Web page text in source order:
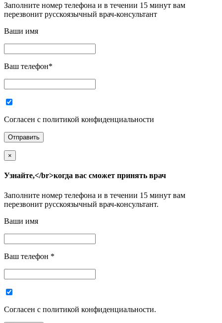
Заполните номер телефона и в течении 15 минут вам
перезвонит русскоязычный врач-консультант
Ваши имя
Ваш телефон*
Согласен с политикой конфиденциальности
×
Узнайте,</br>когда вас сможет принять врач
Заполните номер телефона и в течении 15 минут вам
перезвонит русскоязычный врач-консультант.
Ваши имя
Ваш телефон *
Согласен с политикой конфиденциальности.